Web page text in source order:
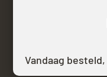
Vandaag besteld,